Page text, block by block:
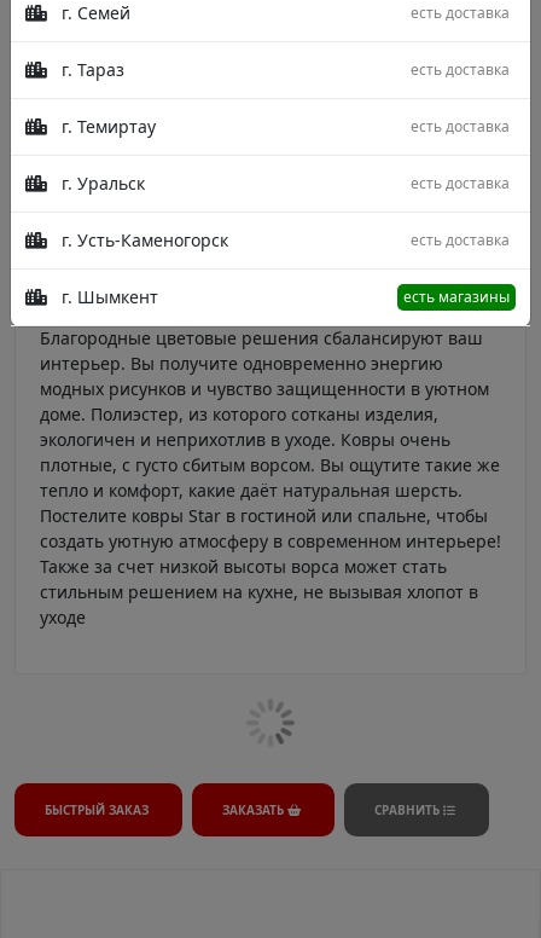
г. Семей есть доставка
г. Тараз есть доставка
г. Темиртау есть доставка
г. Уральск есть доставка
г. Усть-Каменогорск есть доставка
г. Шымкент есть магазины
Описание Характеристики
Коллекция: Star Плотность 800.000 тыс.узлов/м2
Стиль: Абстрактный, Винтажный, Геометрия,
притягательностью из-за современной трактовки
классических и скандинавских дизайнов.
Благородные цветовые решения сбалансируют ваш
интерьер. Вы получите одновременно энергию
модных рисунков и чувство защищенности в уютном
доме. Полиэстер, из которого сотканы изделия,
экологичен и неприхотлив в уходе. Ковры очень
плотные, с густо сбитым ворсом. Вы ощутите такие же
тепло и комфорт, какие даёт натуральная шерсть.
Постелите ковры Star в гостиной или спальне, чтобы
создать уютную атмосферу в современном интерьере!
Также за счет низкой высоты ворса может стать
стильным решением на кухне, не вызывая хлопот в
уходе
БЫСТРЫЙ ЗАКАЗ ЗАКАЗАТЬ СРАВНИТЬ